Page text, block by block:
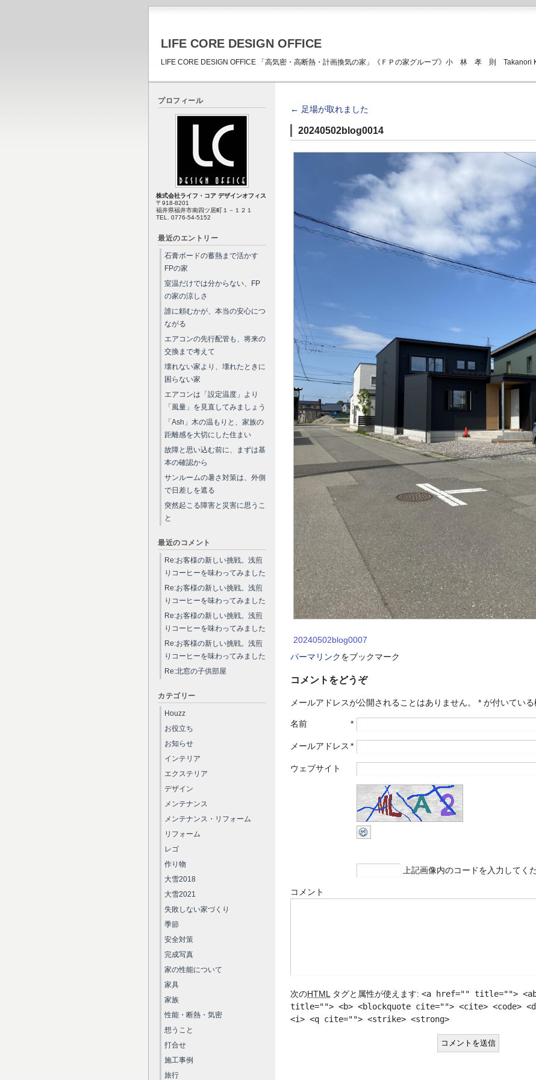
LIFE CORE DESIGN OFFICE
LIFE CORE DESIGN OFFICE 「高気密・高断熱・計画換気の家」《ＦＰの家グループ》小 林 孝 則 Takanori
← 足場が取れました
20240502blog0014
20240502blog0007
パーマリンクをブックマーク
コメントをどうぞ
メールアドレスが公開されることはありません。 * が付いてい
名前 *
メールアドレス *
ウェブサイト
上記画像内のコードを入力してく
コメント
次のHTML タグと属性が使えます: <a href="" title="">
title=""> <b> <blockquote cite=""> <cite> <code>
<i> <q cite=""> <strike> <strong>
プロフィール
株式会社ライフ・コア デザインオフィス
〒918-8201
福井県福井市南四ツ居町１－１２１
TEL. 0776-54-5152
最近のエントリー
石膏ボードの蓄熱まで活かす
FPの家
室温だけでは分からない、FP
の家の涼しさ
誰に頼むかが、本当の安心につ
ながる
エアコンの先行配管も、将来の
交換まで考えて
壊れない家より、壊れたときに
困らない家
エアコンは「設定温度」より
「風量」を見直してみましょう
「Ash」木の温もりと、家族の
距離感を大切にした住まい
故障と思い込む前に、まずは基
本の確認から
サンルームの暑さ対策は、外側
で日差しを遮る
突然起こる障害と災害に思うこ
と
最近のコメント
Re:お客様の新しい挑戦。浅煎
りコーヒーを味わってみました
Re:お客様の新しい挑戦。浅煎
りコーヒーを味わってみました
Re:お客様の新しい挑戦。浅煎
りコーヒーを味わってみました
Re:お客様の新しい挑戦。浅煎
りコーヒーを味わってみました
Re:北窓の子供部屋
カテゴリー
Houzz
お役立ち
お知らせ
インテリア
エクステリア
デザイン
メンテナンス
メンテナンス・リフォーム
リフォーム
レゴ
作り物
大雪2018
大雪2021
失敗しない家づくり
季節
安全対策
完成写真
家の性能について
家具
家族
性能・断熱・気密
想うこと
打合せ
施工事例
旅行